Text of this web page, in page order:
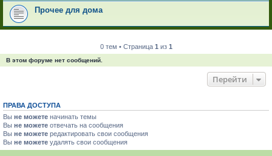
Прочее для дома
0 тем • Страница 1 из 1
В этом форуме нет сообщений.
Перейти
ПРАВА ДОСТУПА
Вы не можете начинать темы
Вы не можете отвечать на сообщения
Вы не можете редактировать свои сообщения
Вы не можете удалять свои сообщения